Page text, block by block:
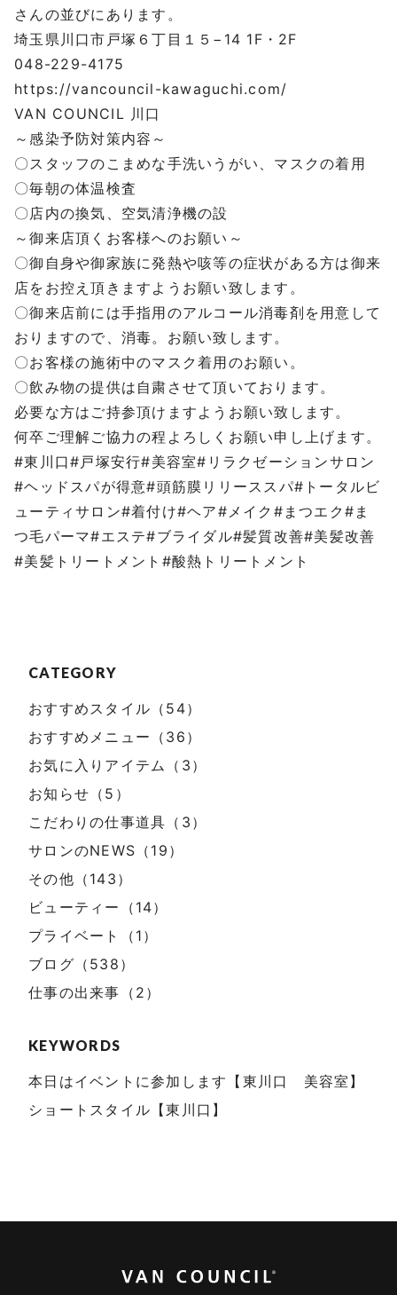
CATEGORY
おすすめスタイル（54）
おすすめメニュー（36）
お気に入りアイテム（3）
お知らせ（5）
こだわりの仕事道具（3）
サロンのNEWS（19）
その他（143）
ビューティー（14）
プライベート（1）
ブログ（538）
仕事の出来事（2）
KEYWORDS
本日はイベントに参加します【東川口 美容室】
ショートスタイル【東川口】
さんの並びにあります。
埼玉県川口市戸塚６丁目１５ −14 1F ・ 2F
048-229-4175
https://vancouncil-kawaguchi.com/
VAN COUNCIL 川口
～感染予防対策内容～
〇スタッフのこまめな手洗いうがい、マスクの着用
〇毎朝の体温検査
〇店内の換気、空気清浄機の設
～御来店頂くお客様へのお願い～
〇御自身や御家族に発熱や咳等の症状がある方は御来
店をお控え頂きますようお願い致します。
〇御来店前には手指用のアルコール消毒剤を用意して
おりますので、消毒。お願い致します。
〇お客様の施術中のマスク着用のお願い。
〇飲み物の提供は自粛させて頂いております。
必要な方はご持参頂けますようお願い致します。
何卒ご理解ご協力の程よろしくお願い申し上げます。
#東川口# 戸塚安行#美容室# リラクゼーションサロン
#ヘッドスパが得意#頭筋膜リリーススパ# トータルビ
ューティサロン#着付け#ヘア#メイク # まつエク # ま
つ毛パーマ#エステ#ブライダル#髪質改善#美髪改善
#美髪トリートメント #酸熱トリートメント